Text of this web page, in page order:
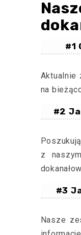
#1
Aktualnie
na
#2
z
#3
Nasze